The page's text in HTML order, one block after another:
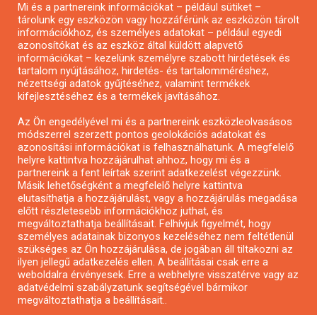
Pályázatírás civil szervezeteknek
Pályázatírás önkormányzatoknak
Pályázatfigyelés
Specifikus pályázatfigyelés vagy hírlevél
Pályázatok magánszemélyeknek
Pályázatok civil szervezeteknek
Pályázatok vállalkozásoknak
Önkormányzati pályázatok
Mezőgazdasági pályázatok
Falusi turizmus pályázatok
Napelem pályázatok
GINOP pályázatok
Mi és a partnereink információkat – például sütiket –
tárolunk egy eszközön vagy hozzáférünk az eszközön tárolt
információkhoz, és személyes adatokat – például egyedi
azonosítókat és az eszköz által küldött alapvető
információkat – kezelünk személyre szabott hirdetések és
tartalom nyújtásához, hirdetés- és tartalomméréshez,
nézettségi adatok gyűjtéséhez, valamint termékek
kifejlesztéséhez és a termékek javításához.
Az Ön engedélyével mi és a partnereink eszközleolvasásos
módszerrel szerzett pontos geolokációs adatokat és
azonosítási információkat is felhasználhatunk. A megfelelő
helyre kattintva hozzájárulhat ahhoz, hogy mi és a
partnereink a fent leírtak szerint adatkezelést végezzünk.
Másik lehetőségként a megfelelő helyre kattintva
elutasíthatja a hozzájárulást, vagy a hozzájárulás megadása
előtt részletesebb információkhoz juthat, és
megváltoztathatja beállításait. Felhívjuk figyelmét, hogy
személyes adatainak bizonyos kezeléséhez nem feltétlenül
szükséges az Ön hozzájárulása, de jogában áll tiltakozni az
ilyen jellegű adatkezelés ellen. A beállításai csak erre a
weboldalra érvényesek. Erre a webhelyre visszatérve vagy az
adatvédelmi szabályzatunk segítségével bármikor
megváltoztathatja a beállításait..